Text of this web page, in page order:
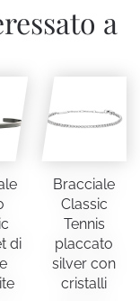
a
di
Bracciale
Classic
Tennis
placcato
silver con
cristalli